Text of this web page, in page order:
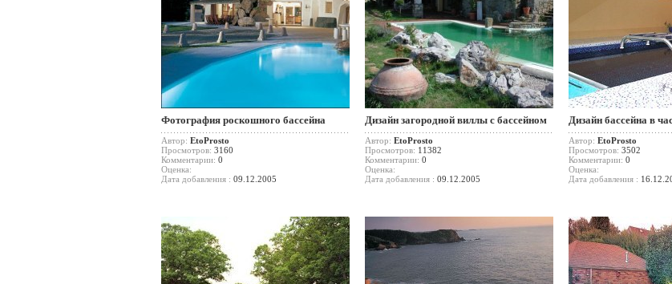
Фотография роскошного бассейна
Автор: EtoProsto
Просмотров: 3160
Комментарии: 0
Оценка:
Дата добавления : 09.12.2005
Дизайн загородной виллы с бассейном
Автор: EtoProsto
Просмотров: 11382
Комментарии: 0
Оценка:
Дата добавления : 09.12.2005
Дизайн бассейна в
Автор: EtoProsto
Просмотров: 3502
Комментарии: 0
Оценка:
Дата добавления :